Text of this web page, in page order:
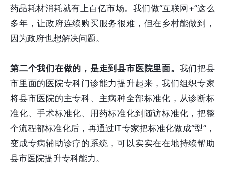
药品耗材消耗就有上百亿市场。我们做“互联网+”这么
多年，让政府连续购买服务很难，但在乡村能做到，
因为政府也想解决问题。
第二个我们在做的，是走到县市医院里面。 我们把县
市里面的医院专科门诊能力提升起来，我们组织专家
将县市医院的主专科、主病种全部标准化，从诊断标
准化、手术标准化、用药标准化到随访标准化，把整
个流程都标准化后，再通过IT专家把标准化做成“型”，
变成专病辅助诊疗的系统，可以实实在在地持续帮助
县市医院提升专科能力。